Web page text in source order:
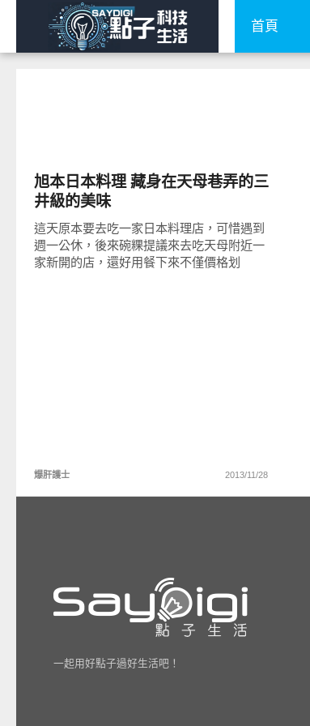
首頁
旭本日本料理 藏身在天母巷弄的三
井級的美味
這天原本要去吃一家日本料理店，可惜遇到
週一公休，後來碗粿提議來去吃天母附近一
家新開的店，還好用餐下來不僅價格划
爆肝護士 2013/11/28
一起用好點子過好生活吧！